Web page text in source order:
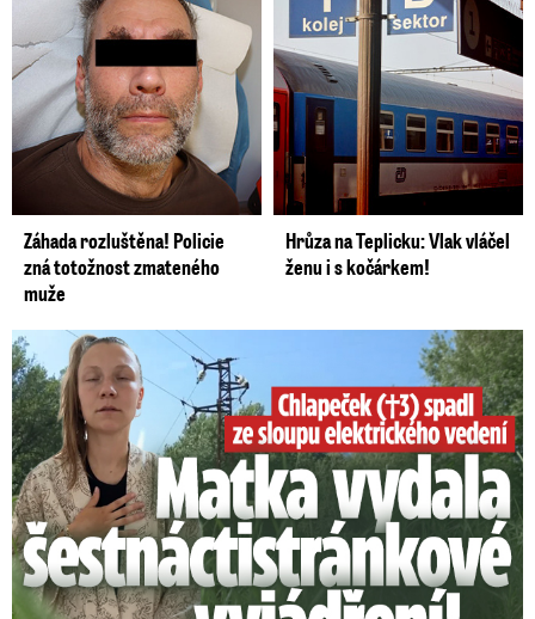
Záhada rozluštěna! Policie
zná totožnost zmateného
muže
Hrůza na Teplicku: Vlak vláčel
ženu i s kočárkem!
Smrtelný pád chlapce: Matka vydala vyjádření na 16 stran